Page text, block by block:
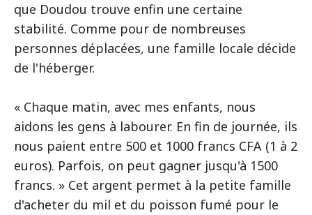
que Doudou trouve enfin une certaine
stabilité. Comme pour de nombreuses
personnes déplacées, une famille locale décide
de l'héberger.
« Chaque matin, avec mes enfants, nous
aidons les gens à labourer. En fin de journée, ils
nous paient entre 500 et 1000 francs CFA (1 à 2
euros). Parfois, on peut gagner jusqu'à 1500
francs. » Cet argent permet à la petite famille
d'acheter du mil et du poisson fumé pour le